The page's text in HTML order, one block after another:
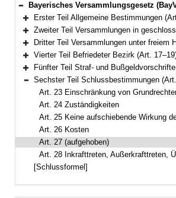
Bereich reduzieren
Bayerisches Versammlungsgesetz (BayVersG) Vom 22. Juli 2008 (GVBl
Bereich erweitern
Erster Teil Allgemeine Bestimmungen
Bereich erweitern
Zweiter Teil Versammlungen in
Bereich erweitern
Dritter Teil Versammlungen unter freiem
Bereich erweitern
Vierter Teil Befriedeter Bezirk (Art.
Bereich erweitern
Fünfter Teil Straf- und
Bereich reduzieren
Sechster Teil Schlussbestimmungen
Art. 23 Einschränkung von
Art. 24 Zuständigkeiten
Art. 25 Keine aufschiebende Wirkung
Art. 26 Kosten
Art. 27 (aufgehoben)
Art. 28 Inkrafttreten, Außerkrafttreten,
[Schlussformel]